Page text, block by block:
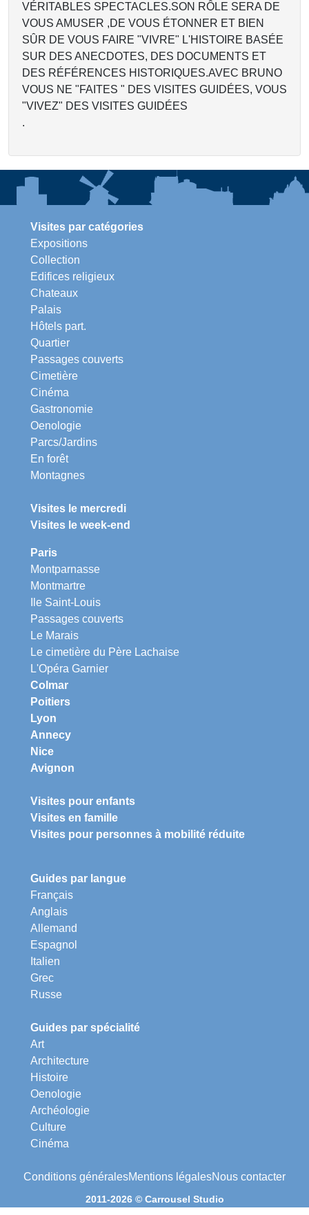
VÉRITABLES SPECTACLES.SON RÔLE SERA DE
VOUS AMUSER ,DE VOUS ÉTONNER ET BIEN
SÛR DE VOUS FAIRE "VIVRE" L'HISTOIRE BASÉE
SUR DES ANECDOTES, DES DOCUMENTS ET
DES RÉFÉRENCES HISTORIQUES.AVEC BRUNO
VOUS NE "FAITES " DES VISITES GUIDÉES, VOUS
"VIVEZ" DES VISITES GUIDÉES
.
Visites par catégories
Expositions
Collection
Edifices religieux
Chateaux
Palais
Hôtels part.
Quartier
Passages couverts
Cimetière
Cinéma
Gastronomie
Oenologie
Parcs/Jardins
En forêt
Montagnes
Visites le mercredi
Visites le week-end
Paris
Montparnasse
Montmartre
Ile Saint-Louis
Passages couverts
Le Marais
Le cimetière du Père Lachaise
L'Opéra Garnier
Colmar
Poitiers
Lyon
Annecy
Nice
Avignon
Visites pour enfants
Visites en famille
Visites pour personnes à mobilité réduite
Guides par langue
Français
Anglais
Allemand
Espagnol
Italien
Grec
Russe
Guides par spécialité
Art
Architecture
Histoire
Oenologie
Archéologie
Culture
Cinéma
Conditions généralesMentions légalesNous contacter
2011-2026 © Carrousel Studio